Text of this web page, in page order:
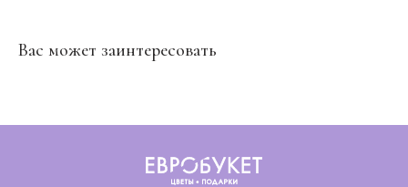
Вас может заинтересовать